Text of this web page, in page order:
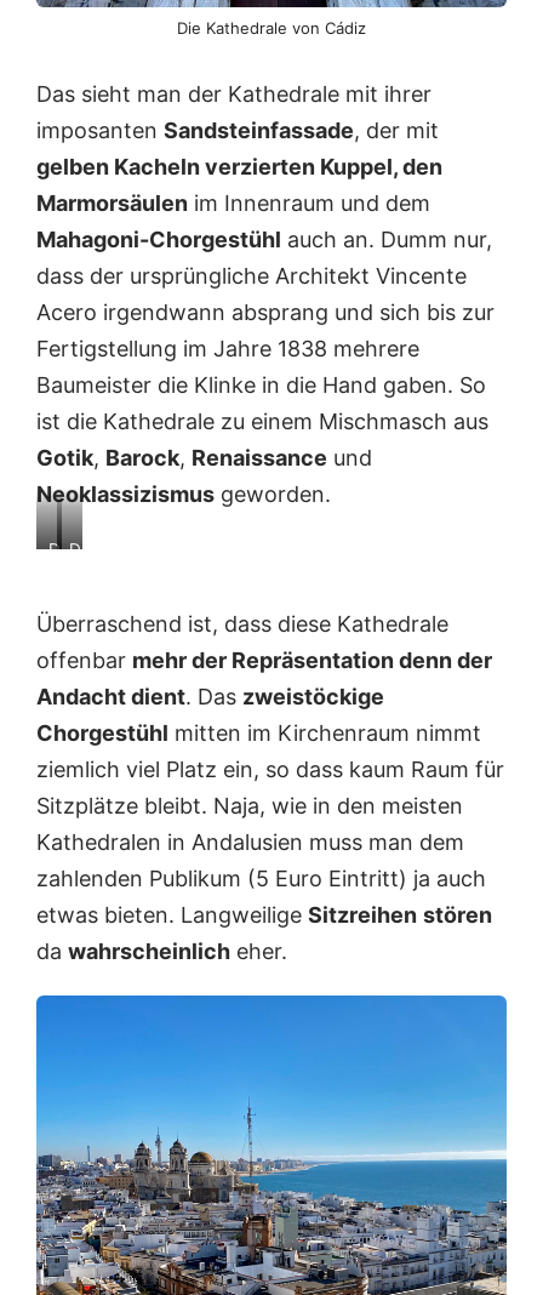
Die Kathedrale von Cádiz
Das sieht man der Kathedrale mit ihrer
imposanten Sandsteinfassade, der mit
gelben Kacheln verzierten Kuppel, den
Marmorsäulen im Innenraum und dem
Mahagoni-Chorgestühl auch an. Dumm nur,
dass der ursprüngliche Architekt Vincente
Acero irgendwann absprang und sich bis zur
Fertigstellung im Jahre 1838 mehrere
Baumeister die Klinke in die Hand gaben. So
ist die Kathedrale zu einem Mischmasch aus
Gotik, Barock, Renaissance und
Neoklassizismus geworden.
D
B
u
d
r
K
t
h
d
r
l
1
1
6
J
a
h
D
S
k
r
s
t
i
d
r
K
t
Überraschend ist, dass diese Kathedrale
offenbar mehr der Repräsentation denn der
Andacht dient. Das zweistöckige
Chorgestühl mitten im Kirchenraum nimmt
ziemlich viel Platz ein, so dass kaum Raum für
Sitzplätze bleibt. Naja, wie in den meisten
Kathedralen in Andalusien muss man dem
zahlenden Publikum (5 Euro Eintritt) ja auch
etwas bieten. Langweilige Sitzreihen stören
da wahrscheinlich eher.